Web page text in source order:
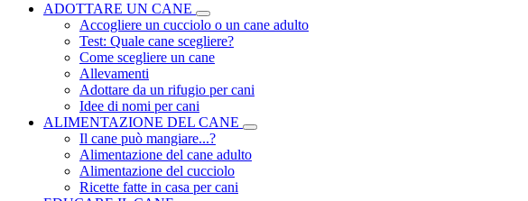
ADOTTARE UN CANE
Accogliere un cucciolo o un cane adulto
Test: Quale cane scegliere?
Come scegliere un cane
Allevamenti
Adottare da un rifugio per cani
Idee di nomi per cani
ALIMENTAZIONE DEL CANE
Il cane può mangiare...?
Alimentazione del cane adulto
Alimentazione del cucciolo
Ricette fatte in casa per cani